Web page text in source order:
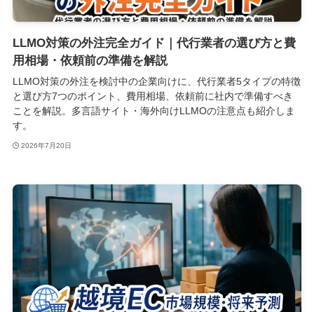
LLMO対策の外注完全ガイド｜代行業者の選び方と費
用相場・依頼前の準備を解説
LLMO対策の外注を検討中の企業向けに、代行業者5タイプの特徴
と選び方7つのポイント、費用相場、依頼前に社内で準備すべき
ことを解説。多言語サイト・海外向けLLMOの注意点も紹介しま
す。
2026年7月20日